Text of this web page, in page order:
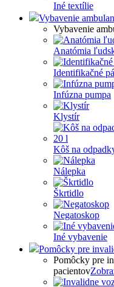
Iné textílie
Vybavenie
Vybavenie
Anatómia
Identifikačné
Infúzna pumpa
Klystír
Kôš na
Nálepka
Škrtidlo
Negatoskop
Iné vybavenie
Pomôcky pre
Pomôcky pre
pacientov